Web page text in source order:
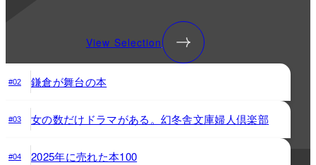
View Selection
#02 鎌倉が舞台の本
#03 女の数だけドラマがある。幻冬舎文庫婦人倶楽部
#04 2025年に売れた本100